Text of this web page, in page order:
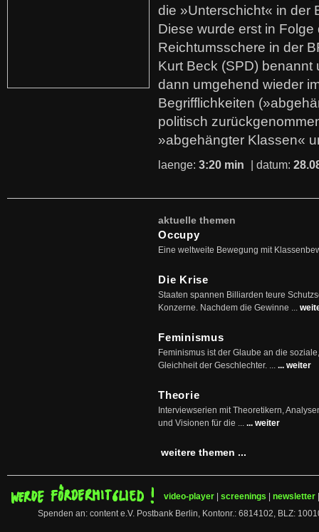
die »Unterschicht« in der
Diese wurde erst in
Reichtumsschere in der
Kurt Beck (SPD)
dann umgehend wieder
Begrifflichkeiten
politisch
»abgehängter Klassen«
laenge: 3:20 min | datum:
aktuelle themen
Occupy
Eine weltweite Bewegung mit
Die Krise
Staaten spannen Billiarden teure
Konzerne. Nachdem die Gewinne ...
Feminismus
Feminismus ist der Glaube an die
Gleichheit der Geschlechter. ... ... weiter
Theorie
Interviewserien mit Theoretikern,
und Visionen für die ... ... weiter
weitere themen ...
video-player screenings newsletter
Spenden an: content e.V. Postbank Berlin, Kontonr.: 6814102, BLZ: